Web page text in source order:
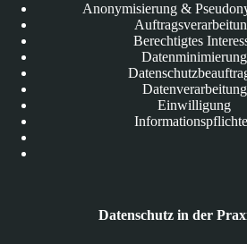
Anonymisierung &
Berechtigtes
Datenminimierung
Datenverarbeitung
Einwilligung
Datenschutz in der